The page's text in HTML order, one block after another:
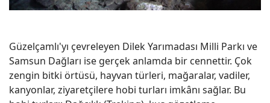
Güzelçamlı'yı çevreleyen Dilek Yarımadası Milli Parkı ve
Samsun Dağları ise gerçek anlamda bir cennettir. Çok
zengin bitki örtüsü, hayvan türleri, mağaralar, vadiler,
kanyonlar, ziyaretçilere hobi turları imkânı sağlar. Bu